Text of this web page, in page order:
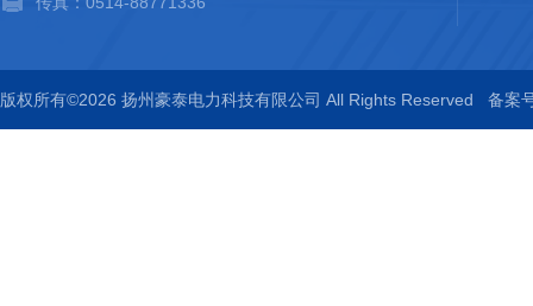
版权所有©2026 扬州豪泰电力科技有限公司 All Rights Reserved 备案